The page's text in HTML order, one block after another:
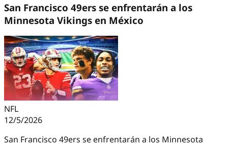
San Francisco 49ers se enfrentarán a los
Minnesota Vikings en México
NFL
12/5/2026
San Francisco 49ers se enfrentarán a los Minnesota